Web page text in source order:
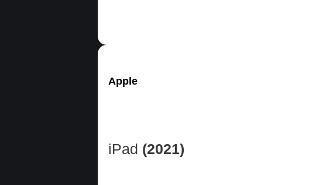
Apple
iPad (2021)